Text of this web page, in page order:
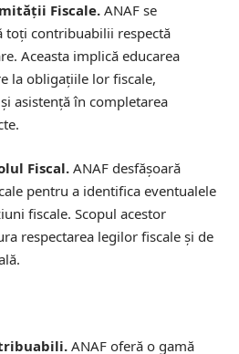
Fiscale. ANAF se
toți contribuabilii respectă
Aceasta implică educarea
la obligațiile lor fiscale,
asistență în completarea
Fiscal.ANAF desfășoară
pentru a identifica eventualele
fiscale. Scopul acestor
respectarea legilor fiscale și de
ANAF oferă o gamă